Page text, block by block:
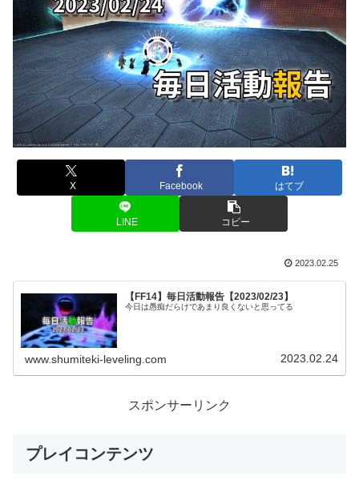
X Facebook はてブ
LINE コピー
2023.02.25
【FF14】毎日活動報告【2023/02/23】
今日は愚痴だらけであまり良くないと思ってる
www.shumiteki-leveling.com 2023.02.24
スポンサーリンク
プレイコンテンツ